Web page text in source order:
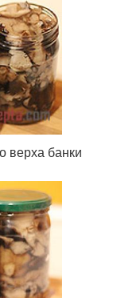
верха банки